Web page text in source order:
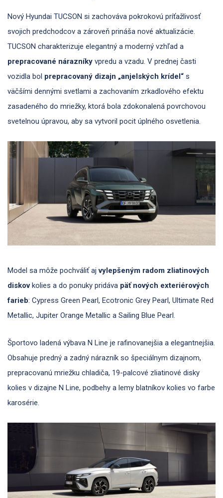
Nový Hyundai TUCSON si zachováva pokrokovú príťažlivosť
svojich predchodcov a zároveň prináša nové aktualizácie.
TUCSON charakterizuje elegantný a moderný vzhľad a
prepracované nárazníky vpredu a vzadu. V prednej časti
vozidla bol prepracovaný dizajn „anjelských krídel“ s
väčšími dennými svetlami a zachovaním zrkadlového efektu
zasadeného do mriežky, ktorá bola zdokonalená povrchovou
svetelnou úpravou, aby sa vytvoril pocit úplného osvetlenia.
Model sa môže pochváliť ajvylepšeným radom zliatinových
diskovkolies a do ponuky pridáva päť nových exteriérových
farieb: Cypress Green Pearl, Ecotronic Grey Pearl, Ultimate Red
Metallic, Jupiter Orange Metallic a Sailing Blue Pearl.
Športovo ladená výbava N Line je rafinovanejšia a elegantnejšia.
Obsahuje predný a zadný nárazník so špeciálnym dizajnom,
prepracovanú mriežku chladiča, 19-palcové zliatinové disky
kolies v dizajne N Line, podbehy a lemy blatníkov kolies vo farbe
karosérie.